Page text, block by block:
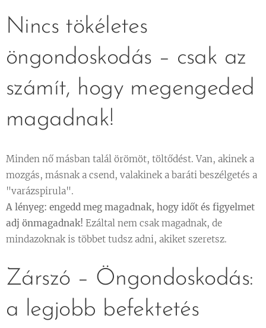
Nincs tökéletes
öngondoskodás – csak az
számít, hogy megengeded
magadnak! 🌿💞
Minden nő másban talál örömöt, töltődést. Van, akinek a
mozgás, másnak a csend, valakinek a baráti beszélgetés a
"varázspirula".
A lényeg: engedd meg magadnak, hogy időt és figyelmet
adj önmagadnak! Ezáltal nem csak magadnak, de
mindazoknak is többet tudsz adni, akiket szeretsz.
Zárszó – Öngondoskodás:
a legjobb befektetés